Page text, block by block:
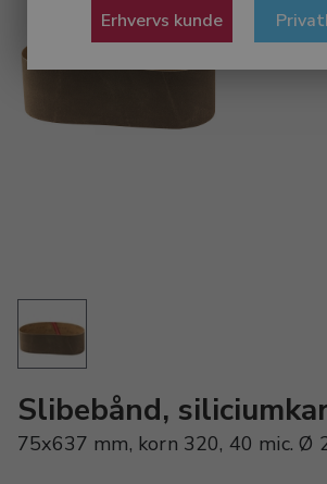
Erhvervs kunde
Slibebånd,
75x637 mm, korn 320, 40 mic. Ø